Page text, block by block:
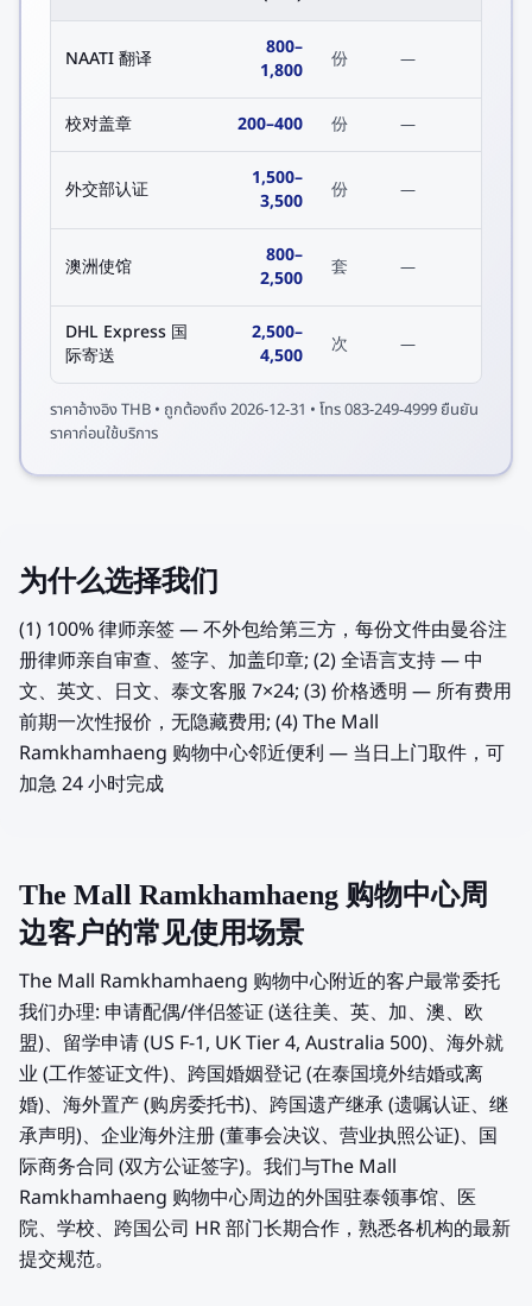
NAATI 翻译 800–
1,800
份 —
校对盖章 200–400 份 —
外交部认证 1,500–
3,500
份 —
澳洲使馆 800–
2,500
套 —
DHL Express 国
际寄送
2,500–
4,500
次 —
ราคาอ้างอิงTHB • ถูกต้องถึง2026-12-31 • โทร 083-249-4999 ยืนยัน
ราคาก่อนใช้บริการ
为什么选择我们
(1) 100% 律师亲签 — 不外包给第三方，每份文件由曼谷注
册律师亲自审查、签字、加盖印章; (2) 全语言支持 — 中
文、英文、日文、泰文客服 7×24; (3) 价格透明 — 所有费用
前期一次性报价，无隐藏费用; (4) The Mall
Ramkhamhaeng 购物中心邻近便利 — 当日上门取件，可
加急 24 小时完成
The Mall Ramkhamhaeng 购物中心周
边客户的常见使用场景
The Mall Ramkhamhaeng 购物中心附近的客户最常委托
我们办理: 申请配偶/伴侣签证 (送往美、英、加、澳、欧
盟)、留学申请 (US F-1, UK Tier 4, Australia 500)、海外就
业 (工作签证文件)、跨国婚姻登记 (在泰国境外结婚或离
婚)、海外置产 (购房委托书)、跨国遗产继承 (遗嘱认证、继
承声明)、企业海外注册 (董事会决议、营业执照公证)、国
际商务合同 (双方公证签字)。我们与The Mall
Ramkhamhaeng 购物中心周边的外国驻泰领事馆、医
院、学校、跨国公司 HR 部门长期合作，熟悉各机构的最新
提交规范。